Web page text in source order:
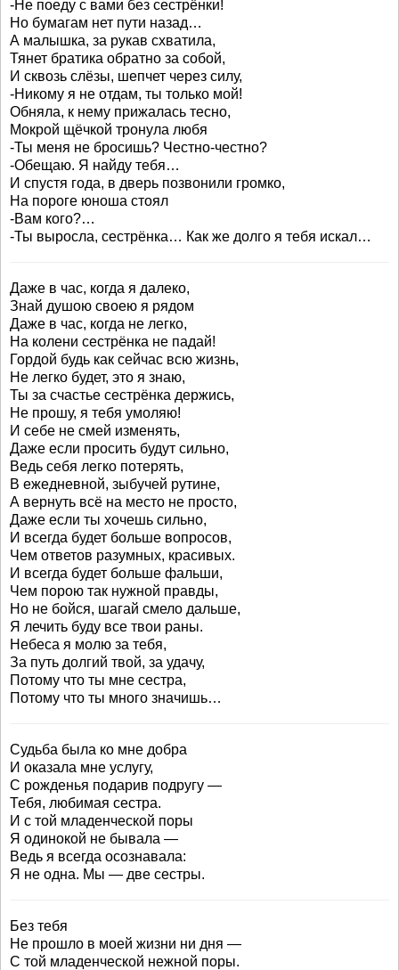
-Не поеду с вами без сестрёнки!
Но бумагам нет пути назад…
А малышка, за рукав схватила,
Тянет братика обратно за собой,
И сквозь слёзы, шепчет через силу,
-Никому я не отдам, ты только мой!
Обняла, к нему прижалась тесно,
Мокрой щёчкой тронула любя
-Ты меня не бросишь? Честно-честно?
-Обещаю. Я найду тебя…
И спустя года, в дверь позвонили громко,
На пороге юноша стоял
-Вам кого?…
-Ты выросла, сестрёнка… Как же долго я тебя искал…
Даже в час, когда я далеко,
Знай душою своею я рядом
Даже в час, когда не легко,
На колени сестрёнка не падай!
Гордой будь как сейчас всю жизнь,
Не легко будет, это я знаю,
Ты за счастье сестрёнка держись,
Не прошу, я тебя умоляю!
И себе не смей изменять,
Даже если просить будут сильно,
Ведь себя легко потерять,
В ежедневной, зыбучей рутине,
А вернуть всё на место не просто,
Даже если ты хочешь сильно,
И всегда будет больше вопросов,
Чем ответов разумных, красивых.
И всегда будет больше фальши,
Чем порою так нужной правды,
Но не бойся, шагай смело дальше,
Я лечить буду все твои раны.
Небеса я молю за тебя,
За путь долгий твой, за удачу,
Потому что ты мне сестра,
Потому что ты много значишь…
Судьба была ко мне добра
И оказала мне услугу,
С рожденья подарив подругу —
Тебя, любимая сестра.
И с той младенческой поры
Я одинокой не бывала —
Ведь я всегда осознавала:
Я не одна. Мы — две сестры.
Без тебя
Не прошло в моей жизни ни дня —
С той младенческой нежной поры.